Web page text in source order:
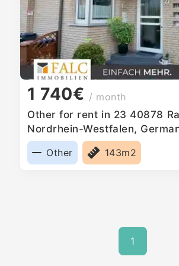
1 740€ / month
Other for rent in 23 40878
Nordrhein-Westfalen,
Other
143m2
1